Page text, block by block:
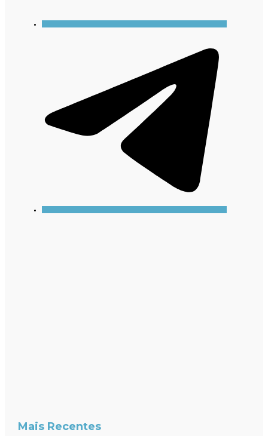
Mais Recentes